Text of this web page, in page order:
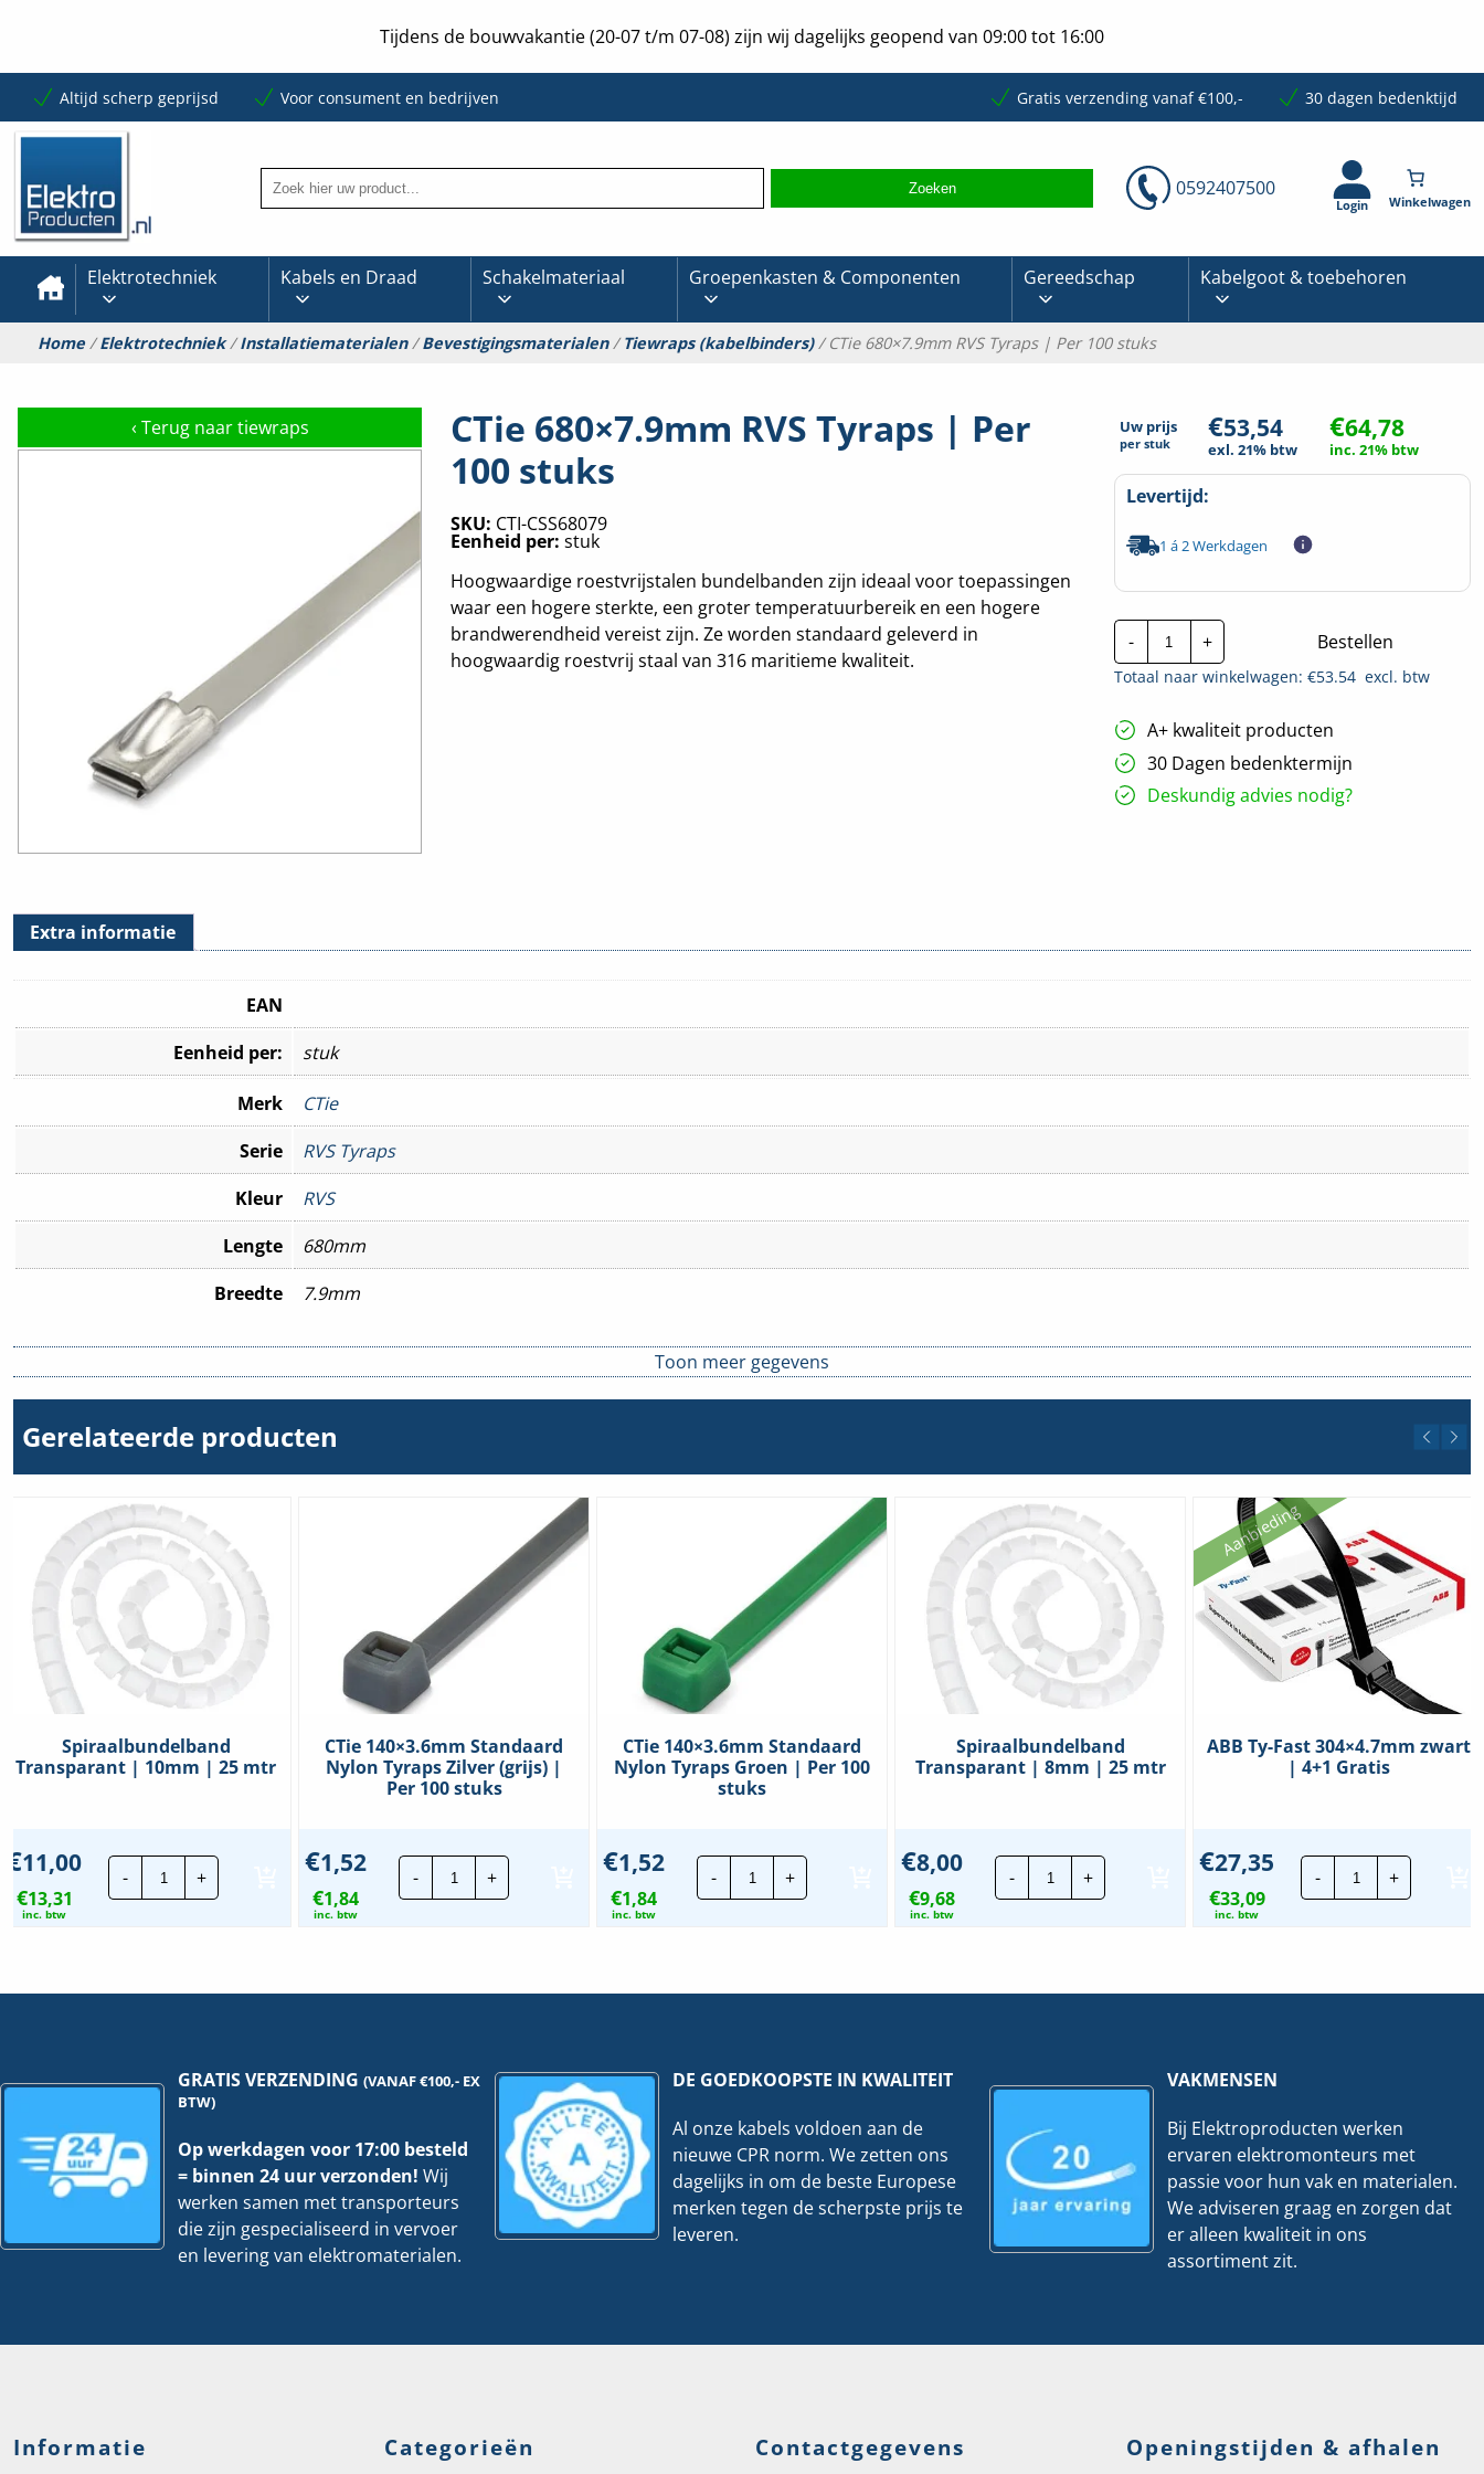
Tijdens de bouwvakantie (20-07 t/m 07-08) zijn wij dagelijks geopend van 09:00 tot 16:00
Altijd scherp geprijsd Voor consument en bedrijven Gratis verzending vanaf €100,- 30 dagen bedenktijd
0592407500
Login
Elektrotechniek Kabels en Draad Schakelmateriaal Groepenkasten & Componenten Gereedschap Kabelgoot & toebehoren
Home/Elektrotechniek/Installatiematerialen/Bevestigingsmaterialen/Tiewraps (kabelbinders)/ CTie 680×7.9mm RVS Tyraps | Per 100 stuks
‹ Terug naar tiewraps
CTie 680×7.9mm RVS Tyraps | Per
100 stuks
SKU: CTI-CSS68079
Eenheid per: stuk
Hoogwaardige roestvrijstalen bundelbanden zijn ideaal voor toepassingen
waar een hogere sterkte, een groter temperatuurbereik en een hogere
brandwerendheid vereist zijn. Ze worden standaard geleverd in
hoogwaardig roestvrij staal van 316 maritieme kwaliteit.
Uw prijs
per stuk €53,54
exl. 21% btw
€64,78
inc. 21% btw
Levertijd:
1 á 2 Werkdagen
-
CTie
680x7.9mm
RVS
Tyraps
Per
100
stuks
hoeveelheid
+ Bestellen
Totaal naar winkelwagen: €53.54excl. btw
A+ kwaliteit producten
30 Dagen bedenktermijn
Deskundig advies nodig?
Extra informatie
EAN
Eenheid per:
stuk
Merk
CTie
Serie
RVS Tyraps
Kleur
RVS
Lengte
680mm
Breedte
7.9mm
Toon meer gegevens
Gerelateerde producten
Spiraalbundelband
Transparant | 10mm | 25 mtr
€11,00
€13,31
inc. btw
-
Spiraalbundelband
Transparant
|
+
CTie 140×3.6mm Standaard
Nylon Tyraps Zilver (grijs) |
Per 100 stuks
€1,52
€1,84
inc. btw
-
CTie
140x3.6mm
Standaard
+
CTie 140×3.6mm Standaard
Nylon Tyraps Groen | Per 100
stuks
€1,52
€1,84
inc. btw
-
CTie
140x3.6mm
Standaard
+
Spiraalbundelband
Transparant | 8mm | 25 mtr
€8,00
€9,68
inc. btw
-
Spiraalbundelband
Transparant
|
+
Aanbieding
ABB Ty-Fast 304×4.7mm zwart
| 4+1 Gratis
€27,35
€33,09
inc. btw
-
ABB
Ty-
Fast
+
GRATIS VERZENDING(VANAF €100,- EX
BTW)
Op werkdagen voor 17:00 besteld
= binnen 24 uur verzonden! Wij
werken samen met transporteurs
die zijn gespecialiseerd in vervoer
en levering van elektromaterialen.
DE GOEDKOOPSTE IN KWALITEIT
Al onze kabels voldoen aan de
nieuwe CPR norm. We zetten ons
dagelijks in om de beste Europese
merken tegen de scherpste prijs te
leveren.
VAKMENSEN
Bij Elektroproducten werken
ervaren elektromonteurs met
passie voor hun vak en materialen.
We adviseren graag en zorgen dat
er alleen kwaliteit in ons
assortiment zit.
Informatie Categorieën Contactgegevens Openingstijden & afhalen